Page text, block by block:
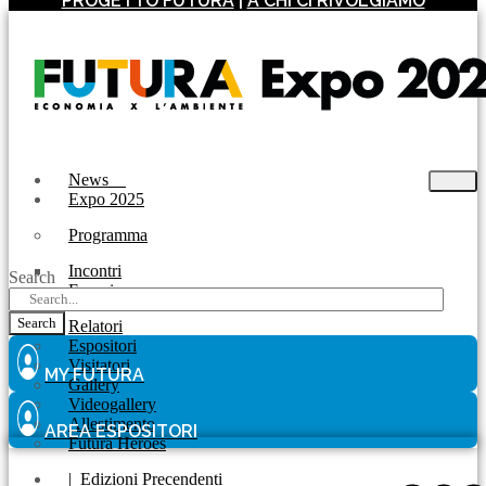
News
Expo 2025
Programma
Incontri
Experience
Relatori
Espositori
Visitatori
Gallery
Videogallery
Allestimento
Futura Heroes
| Edizioni Precendenti
Search
Search
MY FUTURA
AREA ESPOSITORI